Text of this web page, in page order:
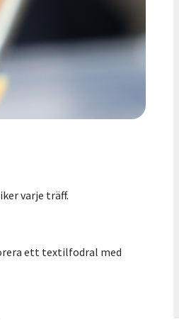
varje träff.
ett textilfodral med